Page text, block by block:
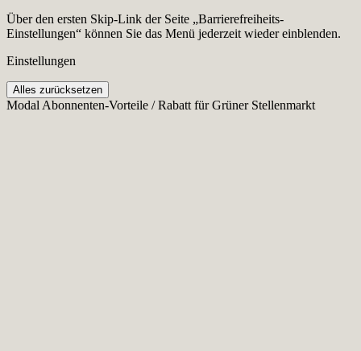
Über den ersten Skip-Link der Seite „Barrierefreiheits-
Einstellungen“ können Sie das Menü jederzeit wieder einblenden.
Einstellungen
Alles zurücksetzen
Modal Abonnenten-Vorteile / Rabatt für Grüner Stellenmarkt